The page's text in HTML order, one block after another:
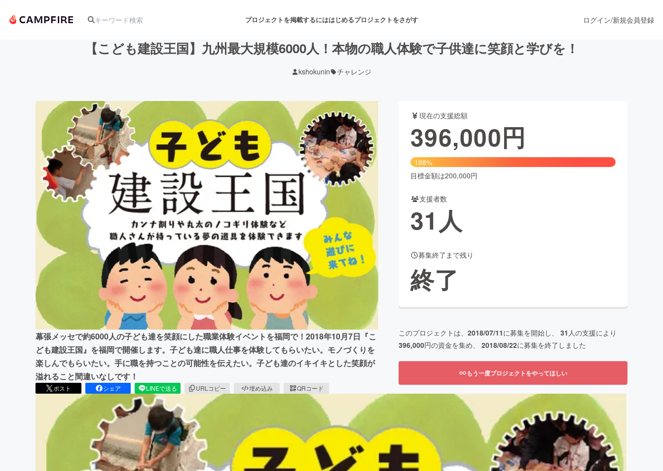
プロジェクトを掲載するにははじめるプロジェクトをさがす
アート・写真 音楽 舞台・パフォーマンス
テクノロジー・ガジェット ゲーム・サービス開発 フード・飲食店 ファッション
映像・映画 書籍・雑誌出版 アニメ・漫画
ビジネス・起業 ビューティー・ヘルスケア
まちづくり・地域活性化
CAMPFIRE for Social GoodCAMPFIRE Creation
CAMPFIREふるさと納税 machi-yaコミュニティ
ログイン/新規会員登録
【こども建設王国】九州最大規模6000人！本物の職人体験で子供達に笑顔と学びを！
kshokunin チャレンジ
幕張メッセで約6000人の子ども達を笑顔にした職業体験イベントを福岡で！2018年10月7日『こ
ども建設王国』を福岡で開催します。子ども達に職人仕事を体験してもらいたい。モノづくりを
楽しんでもらいたい。手に職を持つことの可能性を伝えたい。子ども達のイキイキとした笑顔が
溢れること間違いなしです！
ポスト シェア LINEで送る URLコピー 埋め込み QRコード
現在の支援総額
396,000円
198%
目標金額は200,000円
支援者数
31 人
募集終了まで残り
終了
このプロジェクトは、 2018/07/11に募集を開始し、 31 人の支援により
396,000円の資金を集め、 2018/08/22に募集を終了しました
もう一度プロジェクトをやってほしい